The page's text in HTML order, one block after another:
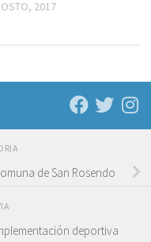
2017
de San Rosendo
deportiva